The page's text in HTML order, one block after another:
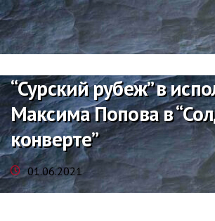
“Сурский рубеж” в
Максима Попова в
конверте”
01.06.2021